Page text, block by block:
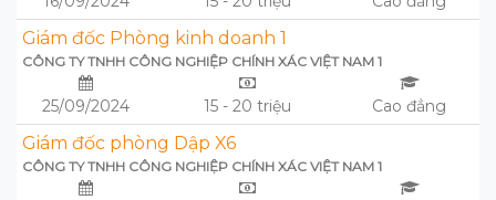
Giám đốc Phòng kinh doanh 1
CÔNG TY TNHH CÔNG NGHIỆP CHÍNH XÁC VIỆT NAM 1
25/09/2024 15 - 20 triệu Cao đẳng
Giám đốc phòng Dập X6
CÔNG TY TNHH CÔNG NGHIỆP CHÍNH XÁC VIỆT NAM 1